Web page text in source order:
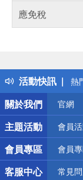
應免稅
活動快訊
得
熱
銀
偏
詐
關於我們
官網
主題活動 會員
會員專區 會員
客服中心 常見